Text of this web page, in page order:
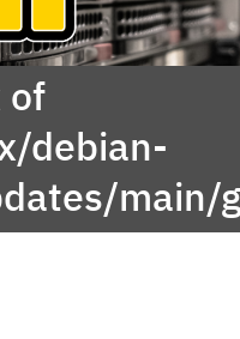
of
debian-
main/